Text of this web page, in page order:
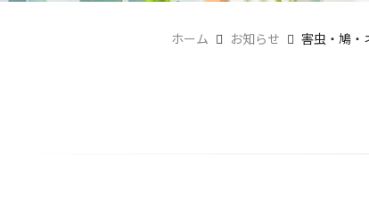
ホーム お知らせ 害虫・鳩・